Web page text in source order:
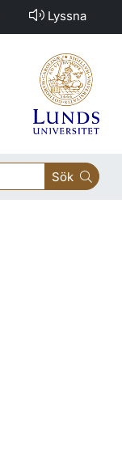
Lyssna
Sök